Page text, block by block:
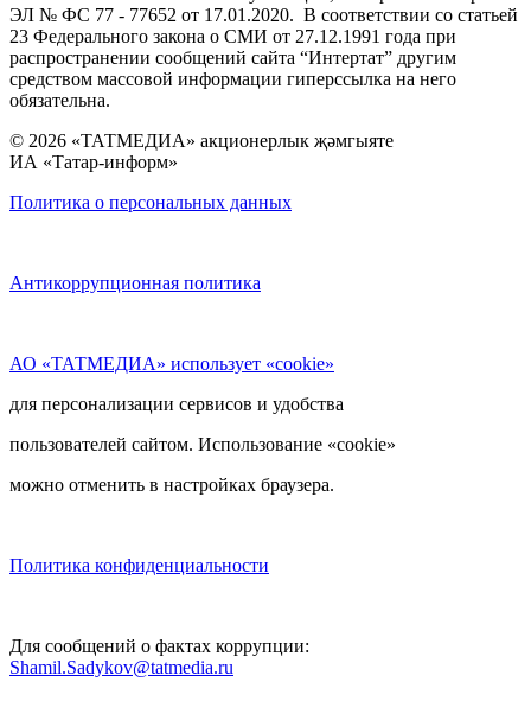
ЭЛ № ФС 77 - 77652 от 17.01.2020. В соответствии со статьей
23 Федерального закона о СМИ от 27.12.1991 года при
распространении сообщений сайта “Интертат” другим
средством массовой информации гиперссылка на него
обязательна.
© 2026 «ТАТМЕДИА» акционерлык җәмгыяте
ИА «Татар-информ»
Политика о персональных данных
Антикоррупционная политика
АО «ТАТМЕДИА» использует «cookie»
для персонализации сервисов и удобства
пользователей сайтом. Использование «cookie»
можно отменить в настройках браузера.
Политика конфиденциальности
Для сообщений о фактах коррупции:
Shamil.Sadykov@tatmedia.ru